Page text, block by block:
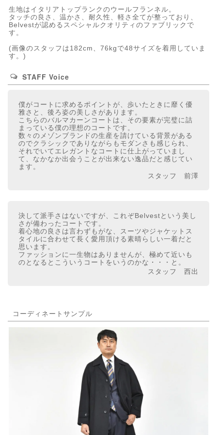
生地はイタリアトップランクのウールフランネル。
タッチの良さ、温かさ、耐久性、軽さ全てが整っており、
Belvestが認めるスペシャルクオリティのファブリックで
す。
(画像のスタッフは182cm、76kgで48サイズを着用していま
す。)
STAFF Voice
僕がコートに求めるポイントが、歩いたときに靡く優
雅さと、後ろ姿の美しさがあります。
こちらのバルマカーンコートは、その要素が完璧に詰
まっている僕の理想のコートです。
数々のメゾンブランドの生産を請けている背景がある
のでクラシックでありながらもモダンさも感じられ、
それでいてエレガントなコートに仕上がっていまし
て、なかなか出会うことが出来ない逸品だと感じてい
ます。
スタッフ 前澤
決して派手さはないですが、これぞBelvestという美し
さが備わったコートです。
着心地の良さは言わずもがな、スーツやジャケットス
タイルに合わせて長く愛用頂ける素晴らしい一着だと
思います。
ファッションに一生物はありませんが、極めて近いも
のとなるとこういうコートをいうのかな・・・と。
スタッフ 西出
コーディネートサンプル